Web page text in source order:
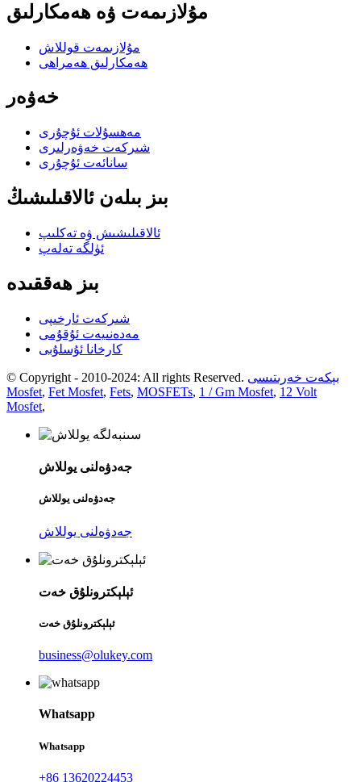
مۇلازىمەت ۋە ھەمكارلىق
مۇلازىمەت قوللاش
ھەمكارلىق ھەمراھى
خەۋەر
مەھسۇلات ئۇچۇرى
شىركەت خەۋەرلىرى
سانائەت ئۇچۇرى
بىز بىلەن ئالاقىلىشىڭ
ئالاقىلىشىش ۋە تەكلىپ
ئۈلگە تەلەپ
بىز ھەققىدە
شىركەت ئارخىپى
مەدەنىيەت ئۇقۇمى
كارخانا ئۇسلۇبى
© Copyright - 2010-2024: All rights Reserved. بېكەت خەرىتىسى
Mosfet, Fet Mosfet, Fets, MOSFETs, 1 / Gm Mosfet, 12 Volt
Mosfet,
جەدۋەلنى يوللاش
جەدۋەلنى يوللاش
جەدۋەلنى يوللاش
ئېلېكترونلۇق خەت
ئېلېكترونلۇق خەت
business@olukey.com
Whatsapp
Whatsapp
+86 13620224453